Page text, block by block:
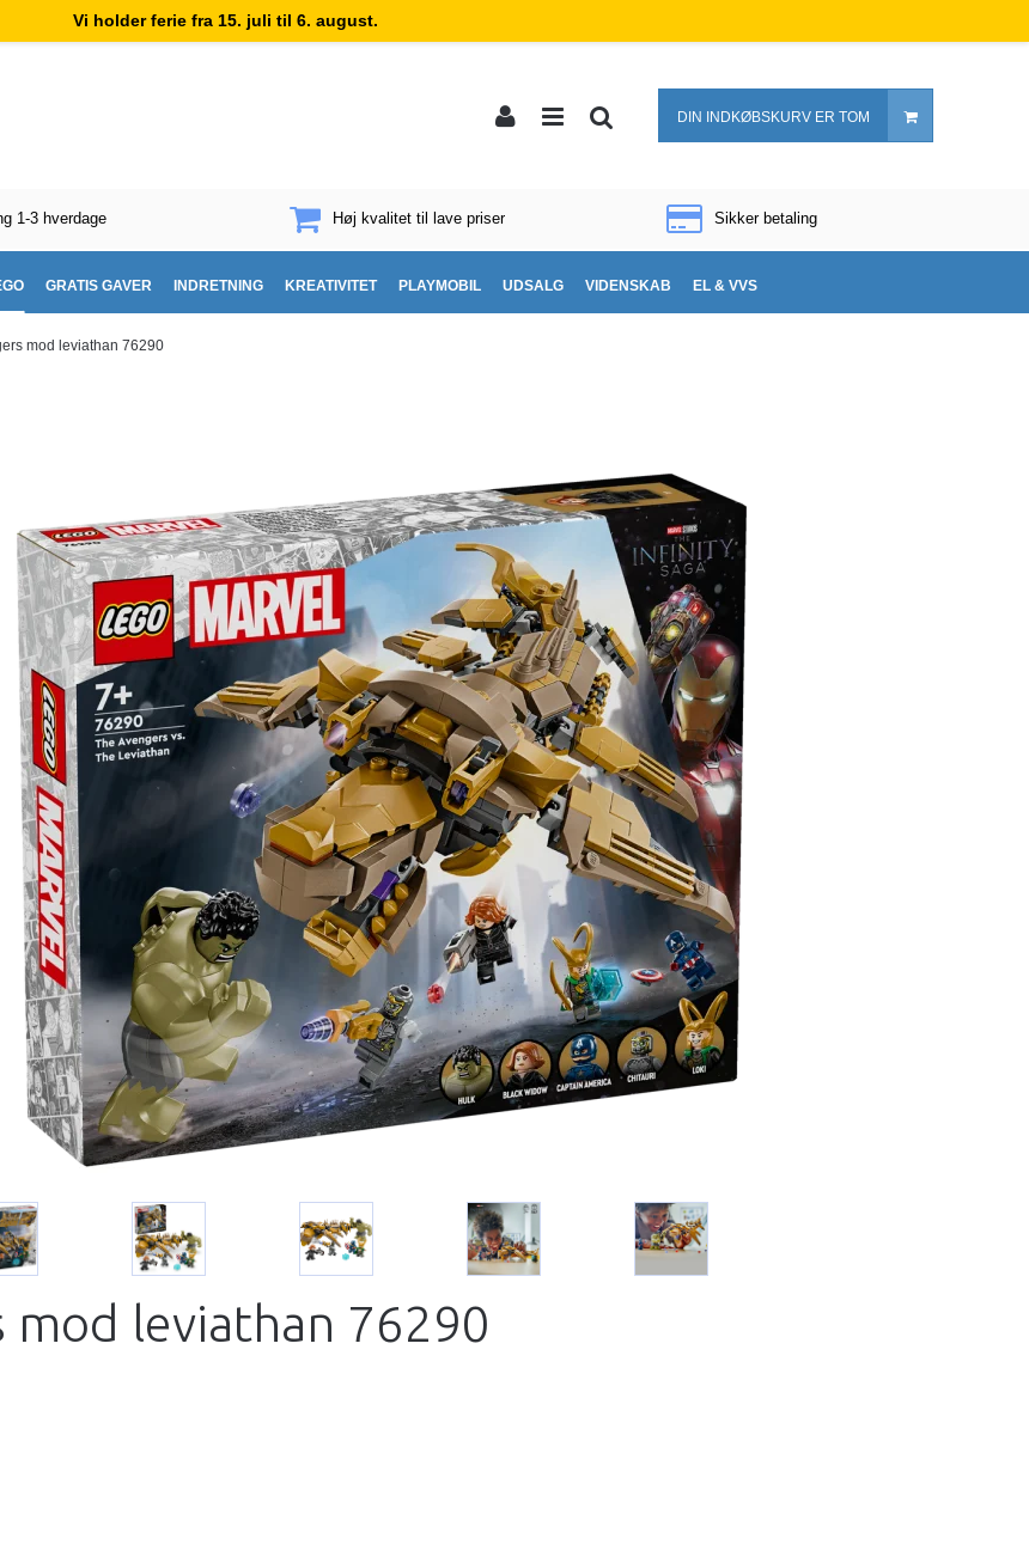
Vi holder ferie fra 15. juli til 6. august.
DIN INDKØBSKURV ER TOM
1-3 hverdage Høj kvalitet til lave priser Sikker betaling
GRATIS GAVER INDRETNING KREATIVITET PLAYMOBIL UDSALG VIDENSKAB EL & VVS
mod leviathan 76290
mod leviathan 76290